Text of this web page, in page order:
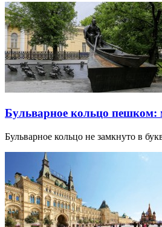
Бульварное кольцо пешком:
Бульварное кольцо не замкнуто в